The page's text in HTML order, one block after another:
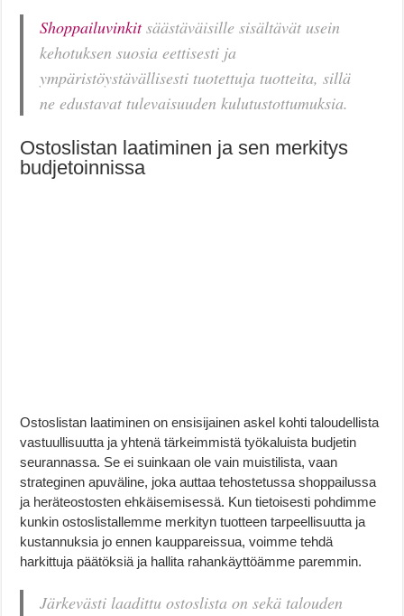
Shoppailuvinkitsäästäväisille sisältävät usein
kehotuksen suosia eettisesti ja
ympäristöystävällisesti tuotettuja tuotteita, sillä
ne edustavat tulevaisuuden kulutustottumuksia.
Ostoslistan laatiminen ja sen merkitys
budjetoinnissa
Ostoslistan laatiminen on ensisijainen askel kohti taloudellista
vastuullisuutta ja yhtenä tärkeimmistä työkaluista budjetin
seurannassa. Se ei suinkaan ole vain muistilista, vaan
strateginen apuväline, joka auttaa tehostetussa shoppailussa
ja heräteostosten ehkäisemisessä. Kun tietoisesti pohdimme
kunkin ostoslistallemme merkityn tuotteen tarpeellisuutta ja
kustannuksia jo ennen kauppareissua, voimme tehdä
harkittuja päätöksiä ja hallita rahankäyttöämme paremmin.
Järkevästi laadittu ostoslista on sekä talouden